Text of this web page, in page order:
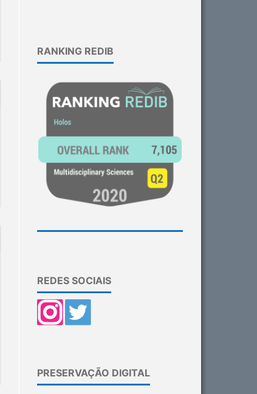
RANKING REDIB
REDES SOCIAIS
PRESERVAÇÃO DIGITAL